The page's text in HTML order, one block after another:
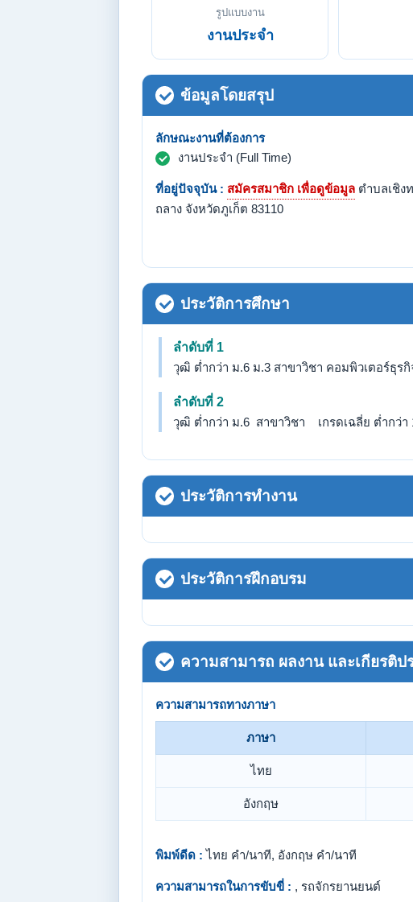
รูปแบบงาน
งานประจำ
ข้อมูลโดยสรุป
ลักษณะงานที่ต้องการ
งานประจำ (Full Time)
ที่อยู่ปัจจุบัน : สมัครสมาชิก เพื่อดูข้อมูล ตำบลเชิง
ถลาง จังหวัดภูเก็ต 83110
ประวัติการศึกษา
ลำดับที่ 1
วุฒิ ต่ำกว่า ม.6 ม.3 สาขาวิชา คอมพิวเตอร์ธุร
ลำดับที่ 2
วุฒิ ต่ำกว่า ม.6 สาขาวิชา เกรดเฉลี่ย ต่ำกว่า
ประวัติการทำงาน
ประวัติการฝึกอบรม
ความสามารถ ผลงาน และเกียรติป
ความสามารถทางภาษา
ภาษา
ไทย
อังกฤษ
พิมพ์ดีด : ไทย คำ/นาที, อังกฤษ คำ/นาที
ความสามารถในการขับขี่ : , รถจักรยานยนต์